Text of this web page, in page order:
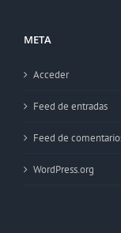
META
Acceder
Feed de entradas
Feed de
WordPress.org